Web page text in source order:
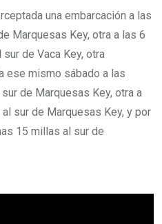
una embarcación a las
Marquesas Key, otra a las 6
de Vaca Key, otra
ese mismo sábado a las
de Marquesas Key, otra a
sur de Marquesas Key, y por
15 millas al sur de